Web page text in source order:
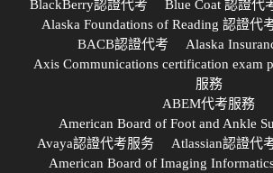
BlackBerry認證代考
Blue Coat 認證代
Alaska Foundations of Reading 認證代
BACB認證代考
Alaska
Axis Communications certification exam
服務
ABEM代考服務
American Board of Foot and Ankle
Avaya認證代考服务
Atlassian認證代
American Board of Imaging